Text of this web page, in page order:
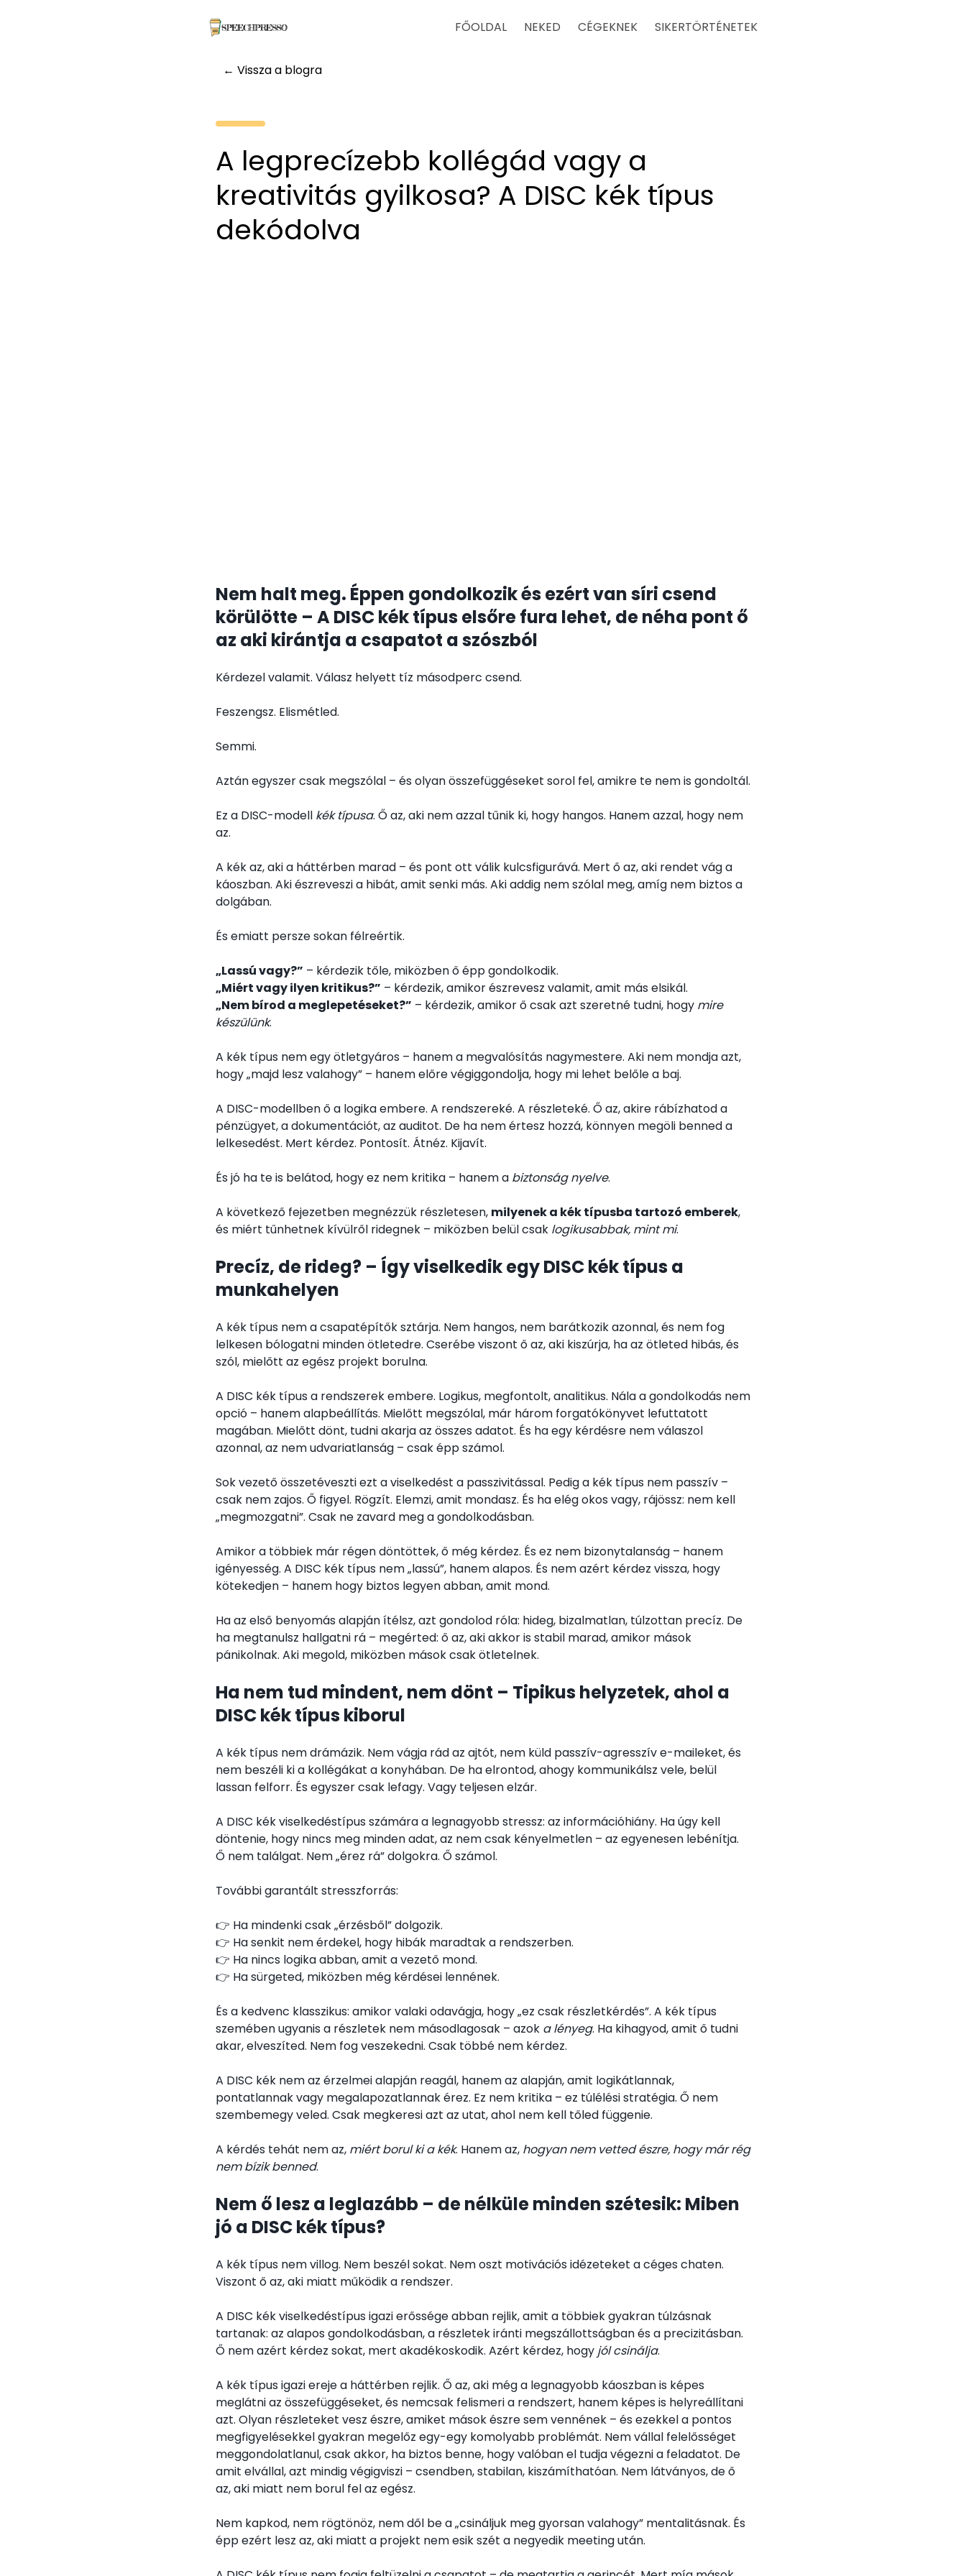
FŐOLDAL NEKED CÉGEKNEK SIKERTÖRTÉNETEK
← Vissza a blogra
A legprecízebb kollégád vagy a
kreativitás gyilkosa? A DISC kék típus
dekódolva
Nem halt meg. Éppen gondolkozik és ezért van síri csend
körülötte – A DISC kék típus elsőre fura lehet, de néha pont ő
az aki kirántja a csapatot a szószból
Kérdezel valamit. Válasz helyett tíz másodperc csend.
Feszengsz. Elismétled.
Semmi.
Aztán egyszer csak megszólal – és olyan összefüggéseket sorol fel, amikre te nem is gondoltál.
Ez a DISC-modell kék típusa. Ő az, aki nem azzal tűnik ki, hogy hangos. Hanem azzal, hogy nem
az.
A kék az, aki a háttérben marad – és pont ott válik kulcsfigurává. Mert ő az, aki rendet vág a
káoszban. Aki észreveszi a hibát, amit senki más. Aki addig nem szólal meg, amíg nem biztos a
dolgában.
És emiatt persze sokan félreértik.
„Lassú vagy?” – kérdezik tőle, miközben ő épp gondolkodik.
„Miért vagy ilyen kritikus?” – kérdezik, amikor észrevesz valamit, amit más elsikál.
„Nem bírod a meglepetéseket?” – kérdezik, amikor ő csak azt szeretné tudni, hogy mire
készülünk.
A kék típus nem egy ötletgyáros – hanem a megvalósítás nagymestere. Aki nem mondja azt,
hogy „majd lesz valahogy” – hanem előre végiggondolja, hogy mi lehet belőle a baj.
A DISC-modellben ő a logika embere. A rendszereké. A részleteké. Ő az, akire rábízhatod a
pénzügyet, a dokumentációt, az auditot. De ha nem értesz hozzá, könnyen megöli benned a
lelkesedést. Mert kérdez. Pontosít. Átnéz. Kijavít.
És jó ha te is belátod, hogy ez nem kritika – hanem a biztonság nyelve.
A következő fejezetben megnézzük részletesen, milyenek a kék típusba tartozó emberek,
és miért tűnhetnek kívülről ridegnek – miközben belül csak logikusabbak, mint mi.
Precíz, de rideg? – Így viselkedik egy DISC kék típus a
munkahelyen
A kék típus nem a csapatépítők sztárja. Nem hangos, nem barátkozik azonnal, és nem fog
lelkesen bólogatni minden ötletedre. Cserébe viszont ő az, aki kiszúrja, ha az ötleted hibás, és
szól, mielőtt az egész projekt borulna.
A DISC kék típus a rendszerek embere. Logikus, megfontolt, analitikus. Nála a gondolkodás nem
opció – hanem alapbeállítás. Mielőtt megszólal, már három forgatókönyvet lefuttatott
magában. Mielőtt dönt, tudni akarja az összes adatot. És ha egy kérdésre nem válaszol
azonnal, az nem udvariatlanság – csak épp számol.
Sok vezető összetéveszti ezt a viselkedést a passzivitással. Pedig a kék típus nem passzív –
csak nem zajos. Ő figyel. Rögzít. Elemzi, amit mondasz. És ha elég okos vagy, rájössz: nem kell
„megmozgatni”. Csak ne zavard meg a gondolkodásban.
Amikor a többiek már régen döntöttek, ő még kérdez. És ez nem bizonytalanság – hanem
igényesség. A DISC kék típus nem „lassú”, hanem alapos. És nem azért kérdez vissza, hogy
kötekedjen – hanem hogy biztos legyen abban, amit mond.
Ha az első benyomás alapján ítélsz, azt gondolod róla: hideg, bizalmatlan, túlzottan precíz. De
ha megtanulsz hallgatni rá – megérted: ő az, aki akkor is stabil marad, amikor mások
pánikolnak. Aki megold, miközben mások csak ötletelnek.
Ha nem tud mindent, nem dönt – Tipikus helyzetek, ahol a
DISC kék típus kiborul
A kék típus nem drámázik. Nem vágja rád az ajtót, nem küld passzív-agresszív e-maileket, és
nem beszéli ki a kollégákat a konyhában. De ha elrontod, ahogy kommunikálsz vele, belül
lassan felforr. És egyszer csak lefagy. Vagy teljesen elzár.
A DISC kék viselkedéstípus számára a legnagyobb stressz: az információhiány. Ha úgy kell
döntenie, hogy nincs meg minden adat, az nem csak kényelmetlen – az egyenesen lebénítja.
Ő nem találgat. Nem „érez rá” dolgokra. Ő számol.
További garantált stresszforrás:
👉 Ha mindenki csak „érzésből” dolgozik.
👉 Ha senkit nem érdekel, hogy hibák maradtak a rendszerben.
👉 Ha nincs logika abban, amit a vezető mond.
👉 Ha sürgeted, miközben még kérdései lennének.
És a kedvenc klasszikus: amikor valaki odavágja, hogy „ez csak részletkérdés”. A kék típus
szemében ugyanis a részletek nem másodlagosak – azok a lényeg. Ha kihagyod, amit ő tudni
akar, elveszíted. Nem fog veszekedni. Csak többé nem kérdez.
A DISC kék nem az érzelmei alapján reagál, hanem az alapján, amit logikátlannak,
pontatlannak vagy megalapozatlannak érez. Ez nem kritika – ez túlélési stratégia. Ő nem
szembemegy veled. Csak megkeresi azt az utat, ahol nem kell tőled függenie.
A kérdés tehát nem az, miért borul ki a kék. Hanem az, hogyan nem vetted észre, hogy már rég
nem bízik benned.
Nem ő lesz a leglazább – de nélküle minden szétesik: Miben
jó a DISC kék típus?
A kék típus nem villog. Nem beszél sokat. Nem oszt motivációs idézeteket a céges chaten.
Viszont ő az, aki miatt működik a rendszer.
A DISC kék viselkedéstípus igazi erőssége abban rejlik, amit a többiek gyakran túlzásnak
tartanak: az alapos gondolkodásban, a részletek iránti megszállottságban és a precizitásban.
Ő nem azért kérdez sokat, mert akadékoskodik. Azért kérdez, hogy jól csinálja.
A kék típus igazi ereje a háttérben rejlik. Ő az, aki még a legnagyobb káoszban is képes
meglátni az összefüggéseket, és nemcsak felismeri a rendszert, hanem képes is helyreállítani
azt. Olyan részleteket vesz észre, amiket mások észre sem vennének – és ezekkel a pontos
megfigyelésekkel gyakran megelőz egy-egy komolyabb problémát. Nem vállal felelősséget
meggondolatlanul, csak akkor, ha biztos benne, hogy valóban el tudja végezni a feladatot. De
amit elvállal, azt mindig végigviszi – csendben, stabilan, kiszámíthatóan. Nem látványos, de ő
az, aki miatt nem borul fel az egész.
Nem kapkod, nem rögtönöz, nem dől be a „csináljuk meg gyorsan valahogy” mentalitásnak. És
épp ezért lesz az, aki miatt a projekt nem esik szét a negyedik meeting után.